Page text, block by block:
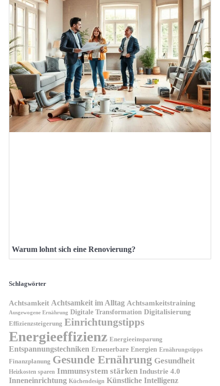
Warum lohnt sich eine Renovierung?
Schlagwörter
Achtsamkeit Achtsamkeit im Alltag Achtsamkeitstraining
Ausgewogene Ernährung Digitale Transformation Digitalisierung
Effizienzsteigerung Einrichtungstipps
Energieeffizienz Energieeinsparung
Entspannungstechniken Erneuerbare Energien Ernährungstipps
Finanzplanung Gesunde Ernährung Gesundheit
Heizkosten sparen Immunsystem stärken Industrie 4.0
Inneneinrichtung Küchendesign Künstliche Intelligenz